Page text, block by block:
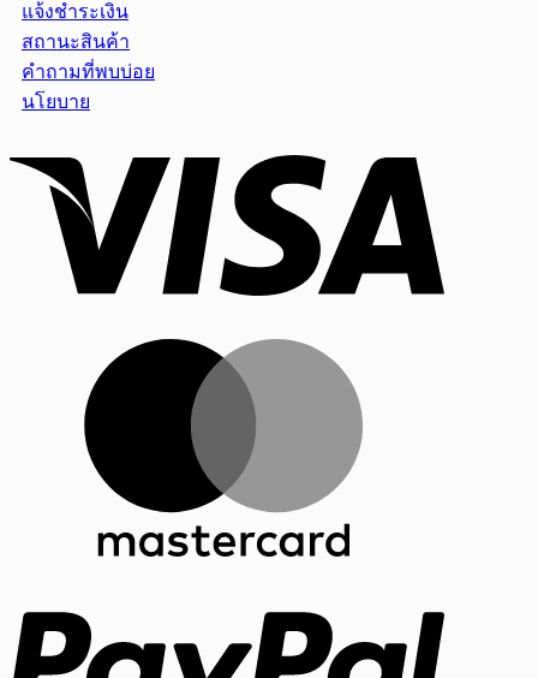
แจ้งชำระเงิน
สถานะสินค้า
คำถามที่พบบ่อย
นโยบาย